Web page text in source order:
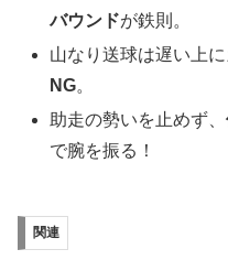
バウンドが鉄則。
山なり送球は遅い上に
NG。
助走の勢いを止めず、
で腕を振る！
関連